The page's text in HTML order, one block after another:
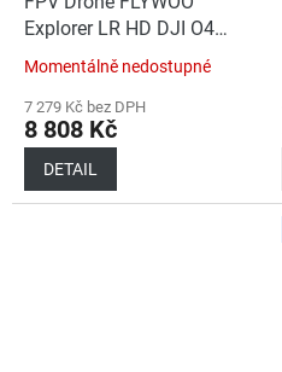
Explorer LR HD DJI O4
Wide BNF TBS
Momentálně nedostupné
7 279 Kč bez DPH
8 808 Kč
DETAIL